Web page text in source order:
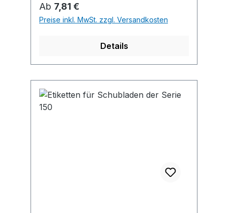
Regulärer Preis:
Ab 7,81 €
Preise inkl. MwSt. zzgl. Versandkosten
Details